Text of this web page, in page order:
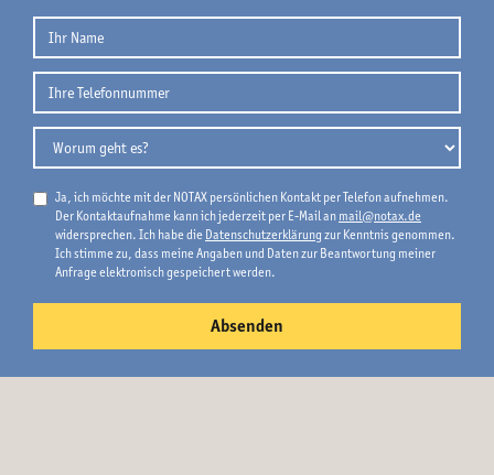
Ja, ich möchte mit der NOTAX persönlichen Kontakt per Telefon aufnehmen.
Der Kontaktaufnahme kann ich jederzeit per E-Mail an mail@notax.de
widersprechen. Ich habe die Datenschutzerklärungzur Kenntnis genommen.
Ich stimme zu, dass meine Angaben und Daten zur Beantwortung meiner
Anfrage elektronisch gespeichert werden.